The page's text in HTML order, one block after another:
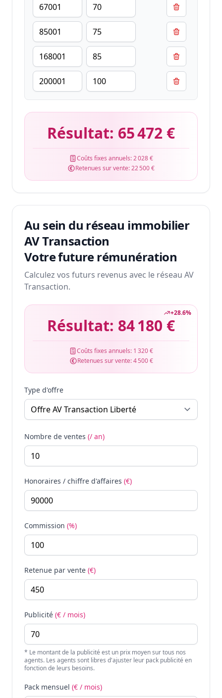
Résultat: 65 472 €
Coûts fixes annuels:2 028 €
Retenues sur vente:22 500 €
Au sein du réseau immobilier
AV Transaction
Votre future rémunération
Calculez vos futurs revenus avec le réseau AV
Transaction.
+28.6%
Résultat: 84 180 €
Coûts fixes annuels: 1 320 €
Retenues sur vente:4 500 €
Type d'offre
Nombre de ventes (/ an)
Honoraires / chiffre d'affaires (€)
Commission (%)
Retenue par vente (€)
Publicité (€ / mois)
* Le montant de la publicité est un prix moyen sur tous nos
agents. Les agents sont libres d'ajuster leur pack publicité en
fonction de leurs besoins.
Pack mensuel (€ / mois)